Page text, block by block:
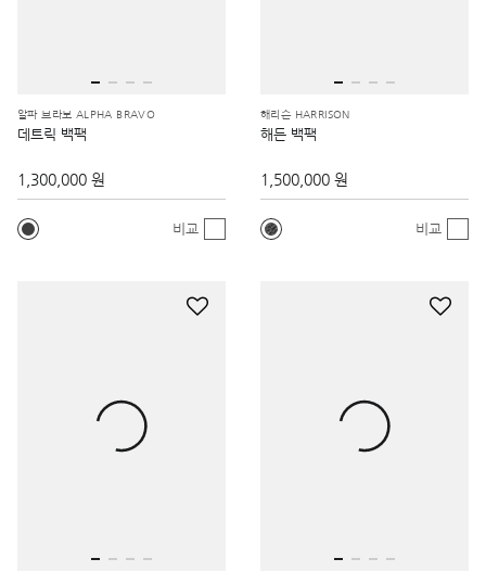
알파 브라보 ALPHA BRAVO
데트릭 백팩
1,300,000 원
비교
해리슨 HARRISON
해든 백팩
1,500,000 원
비교